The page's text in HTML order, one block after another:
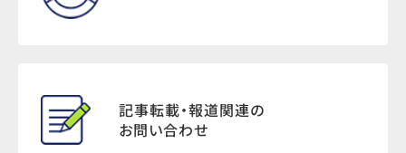
記事転載・報道関連の
お問い合わせ